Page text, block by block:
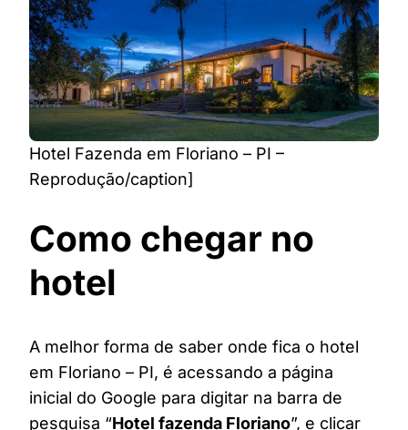
Hotel Fazenda em Floriano – PI –
Reprodução/caption]
Como chegar no
hotel
A melhor forma de saber onde fica o hotel
em Floriano – PI, é acessando a página
inicial do Google para digitar na barra de
pesquisa “Hotel fazenda Floriano”, e clicar